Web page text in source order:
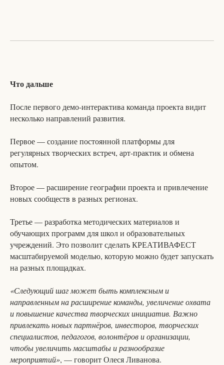
Что дальше
После первого демо-интерактива команда проекта видит
несколько направлений развития.
Первое — создание постоянной платформы для
регулярных творческих встреч, арт-практик и обмена
опытом.
Второе — расширение географии проекта и привлечение
новых сообществ в разных регионах.
Третье — разработка методических материалов и
обучающих программ для школ и образовательных
учреждений. Это позволит сделать КРЕАТИВАФЕСТ
масштабируемой моделью, которую можно будет запускать
на разных площадках.
«Следующий шаг может быть комплексным и
направленным на расширение команды, увеличение охвата
и повышение качества творческих инициатив. Важно
привлекать новых партнёров, инвесторов, творческих
специалистов, педагогов, волонтёров и организации,
чтобы увеличить масштабы и разнообразие
мероприятий», — говорит Олеся Ливанова.